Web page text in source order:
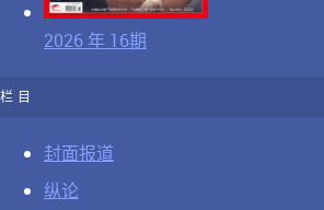
2026 年 16期
栏目
封面报道
纵论